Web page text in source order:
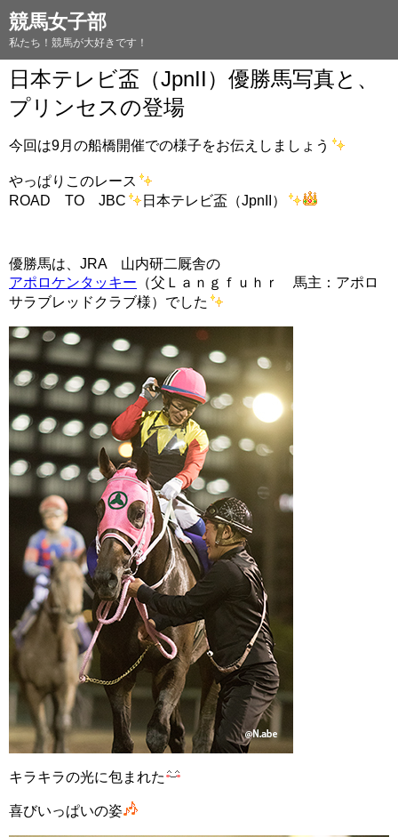
競馬女子部
私たち！競馬が大好きです！
日本テレビ盃（JpnII）優勝馬写真と、
プリンセスの登場
今回は9月の船橋開催での様子をお伝えしましょう
やっぱりこのレース
ROAD TO JBC
日本テレビ盃（JpnII）
優勝馬は、JRA 山内研二厩舎の
アポロケンタッキー （父Ｌａｎｇｆｕｈｒ 馬主：アポロ
サラブレッドクラブ様）でした
キラキラの光に包まれた
喜びいっぱいの姿